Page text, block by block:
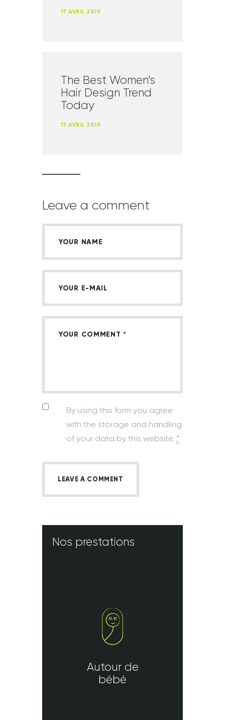
17 AVRIL 2019
The Best Women’s
Hair Design Trend
Today
17 AVRIL 2019
Leave a comment
By using this form you agree
with the storage and handling
of your data by this website. *
Nos prestations
Autour de
bébé